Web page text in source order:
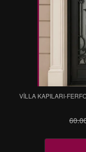
VİLLA KAPILARI-